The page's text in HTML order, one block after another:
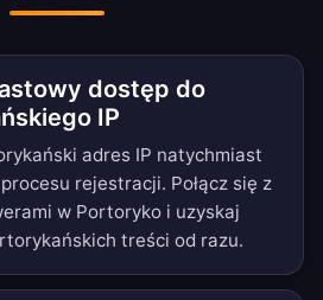
dostęp do
IP
adres IP natychmiast
rejestracji. Połącz się z
w Portoryko i uzyskaj
treści od razu.